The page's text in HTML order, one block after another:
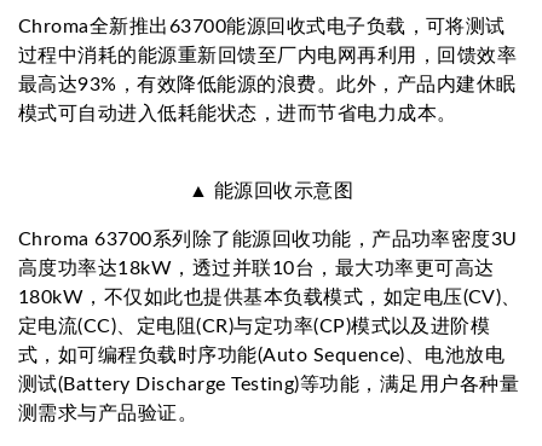
Chroma全新推出63700能源回收式电子负载，可将测试
过程中消耗的能源重新回馈至厂内电网再利用，回馈效率
最高达93%，有效降低能源的浪费。此外，产品内建休眠
模式可自动进入低耗能状态，进而节省电力成本。
▲ 能源回收示意图
Chroma 63700系列除了能源回收功能，产品功率密度3U
高度功率达18kW，透过并联10台，最大功率更可高达
180kW，不仅如此也提供基本负载模式，如定电压(CV)、
定电流(CC)、定电阻(CR)与定功率(CP)模式以及进阶模
式，如可编程负载时序功能(Auto Sequence)、电池放电
测试(Battery Discharge Testing)等功能，满足用户各种量
测需求与产品验证。